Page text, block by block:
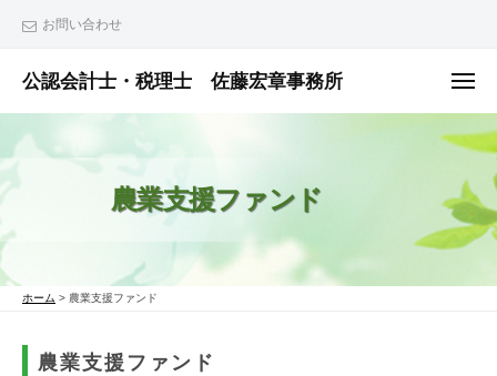
へ
ス
ッ
プ
お問い合わせ
公認会計士・税理士 佐藤宏章事務所
公
認
理
メ
ュ
ー
農業支援ファンド
ホーム > 農業支援ファンド
農業支援ファンド